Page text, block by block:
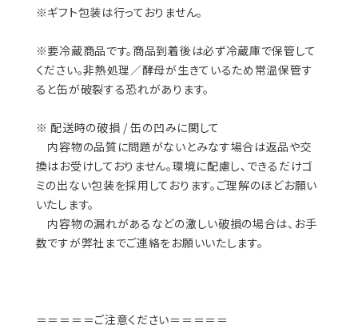
※ギフト包装は行っておりません。
※要冷蔵商品です。商品到着後は必ず冷蔵庫で保管して
ください。非熱処理／酵母が生きているため常温保管す
ると缶が破裂する恐れがあります。
※ 配送時の破損 / 缶の凹みに関して
内容物の品質に問題がないとみなす場合は返品や交
換はお受けしておりません。環境に配慮し、できるだけゴ
ミの出ない包装を採用しております。ご理解のほどお願い
いたします。
内容物の漏れがあるなどの激しい破損の場合は、お手
数ですが弊社までご連絡をお願いいたします。
＝＝＝＝＝ご注意ください＝＝＝＝＝